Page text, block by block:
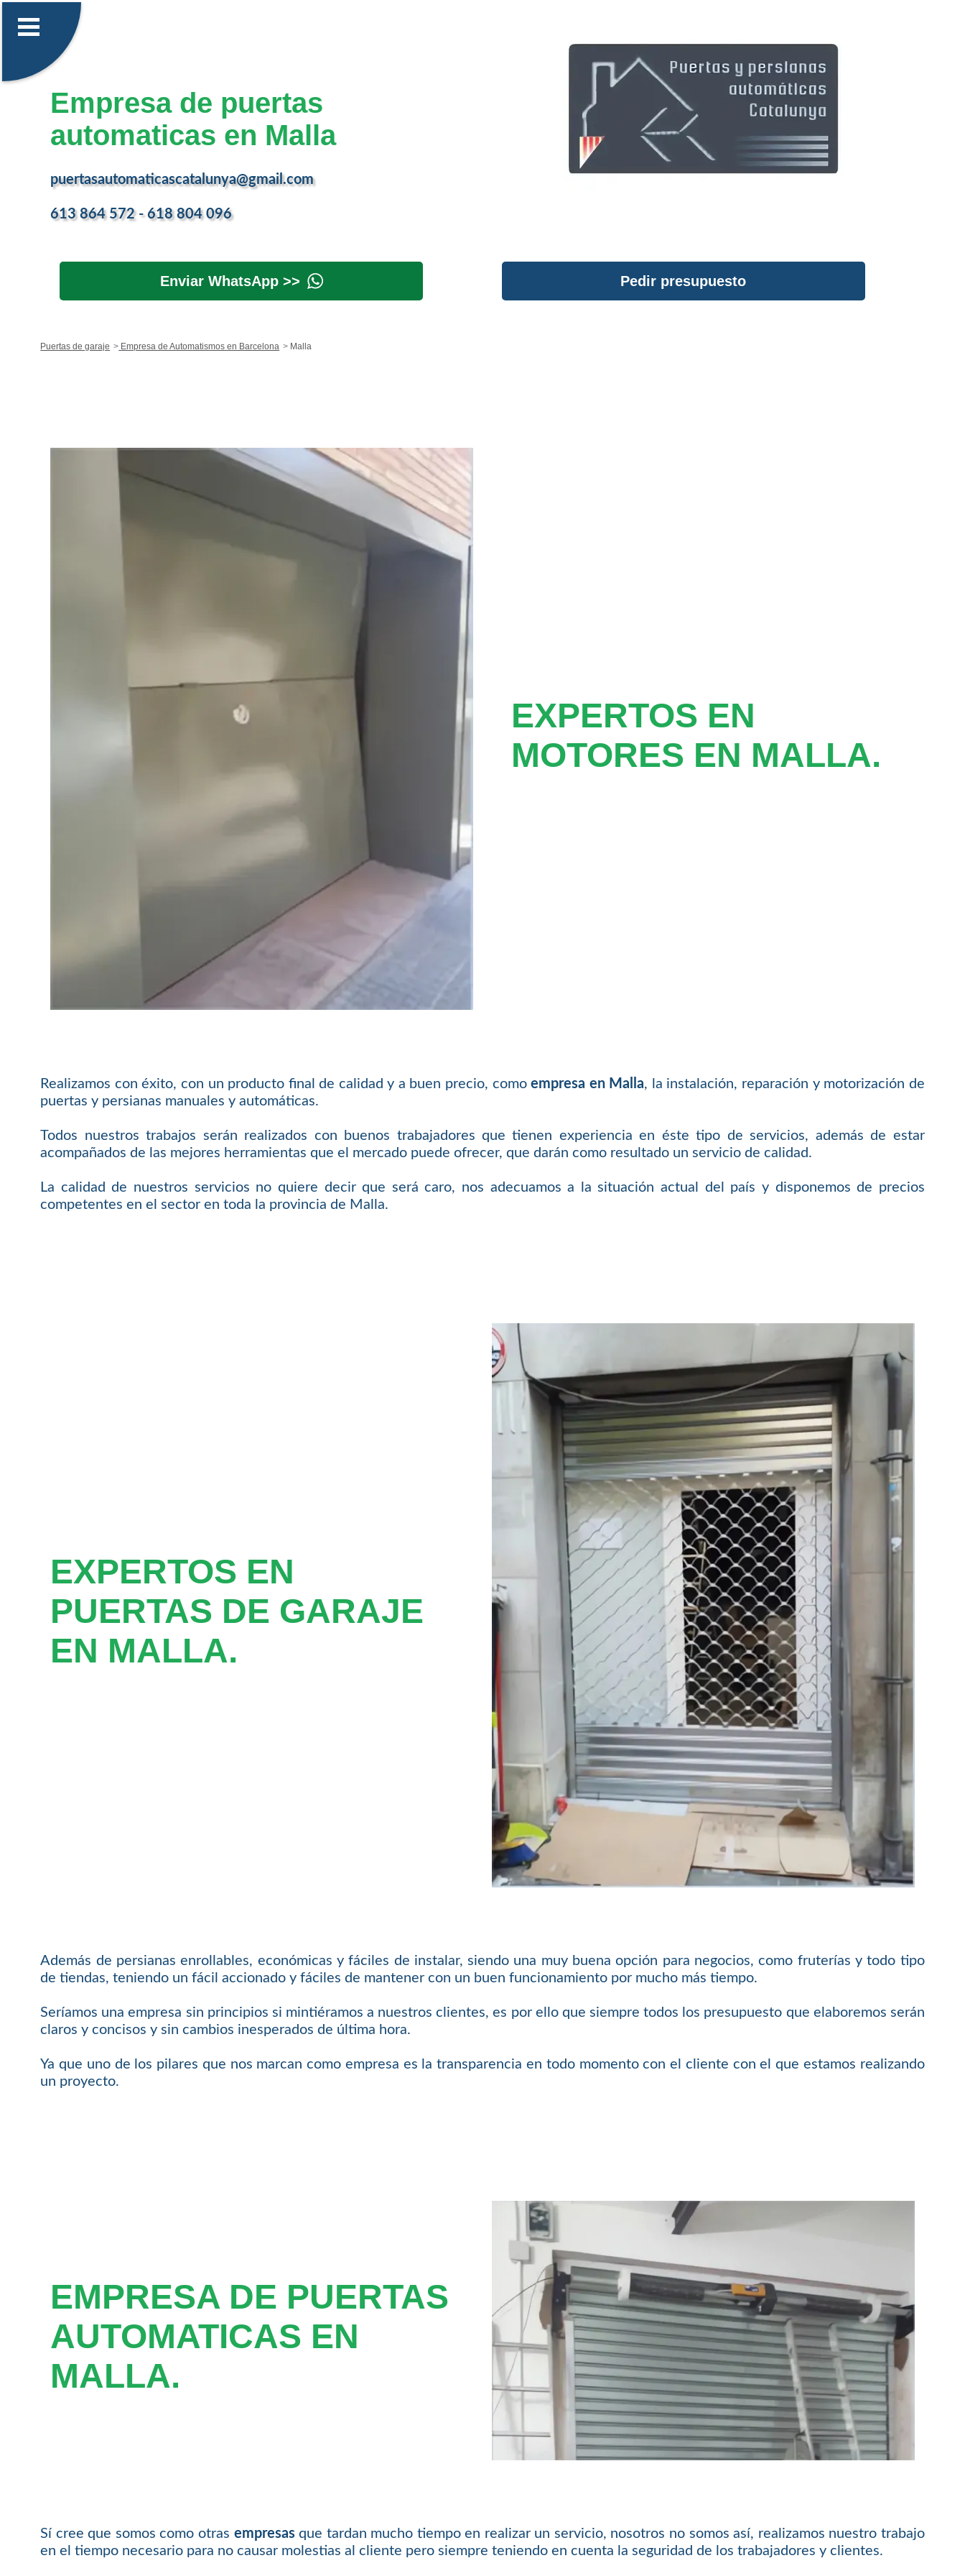
Empresa de puertas
automaticas en Malla
puertasautomaticascatalunya@gmail.com
613 864 572 - 618 804 096
Enviar WhatsApp >> Pedir presupuesto
Puertas de garaje Empresa de Automatismos en Barcelona Malla
EXPERTOS EN
MOTORES EN MALLA.
Realizamos con éxito, con un producto final de calidad y a buen precio, comoempresa en Malla, la instalación, reparación y motorización de
puertas y persianas manuales y automáticas.
Todos nuestros trabajos serán realizados con buenos trabajadores que tienen experiencia en éste tipo de servicios, además de estar
acompañados de las mejores herramientas que el mercado puede ofrecer, que darán como resultado un servicio de calidad.
La calidad de nuestros servicios no quiere decir que será caro, nos adecuamos a la situación actual del país y disponemos de precios
competentes en el sector en toda la provincia de Malla.
EXPERTOS EN
PUERTAS DE GARAJE
EN MALLA.
Además de persianas enrollables, económicas y fáciles de instalar, siendo una muy buena opción para negocios, como fruterías y todo tipo
de tiendas, teniendo un fácil accionado y fáciles de mantener con un buen funcionamiento por mucho más tiempo.
Seríamos una empresa sin principios si mintiéramos a nuestros clientes, es por ello que siempre todos los presupuesto que elaboremos serán
claros y concisos y sin cambios inesperados de última hora.
Ya que uno de los pilares que nos marcan como empresa es la transparencia en todo momento con el cliente con el que estamos realizando
un proyecto.
EMPRESA DE PUERTAS
AUTOMATICAS EN
MALLA.
Sí cree que somos como otras empresasque tardan mucho tiempo en realizar un servicio, nosotros no somos así, realizamos nuestro trabajo
en el tiempo necesario para no causar molestias al cliente pero siempre teniendo en cuenta la seguridad de los trabajadores y clientes.